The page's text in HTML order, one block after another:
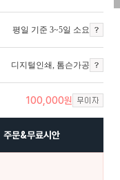
평일 기준 3~5일 소요
디지털인쇄, 톰슨가공
100,000원
주문&무료시안